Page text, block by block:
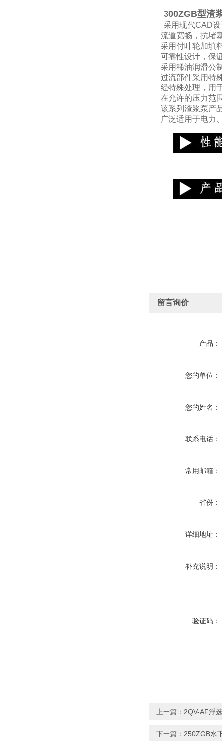
300ZGB型渣
采用现代CAD
流道宽畅，抗堵
采用付叶轮加填
可靠性设计，保
采用稀油润滑公
过流部件采用特
经特殊处理，用
在允许的压力范
该系列渣浆泵产
广泛适用于电力
留言询价
产品：
您的单位：
您的姓名：
联系电话：
常用邮箱：
省份：
详细地址：
补充说明：
验证码：
上一篇： 2QV-AF浮
下一篇： 250ZGB水